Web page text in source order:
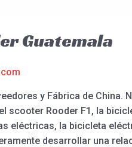
Guatemala
y Fábrica de
scooter Rooder F1, la
eléctricas, la bicicleta
desarrollar una